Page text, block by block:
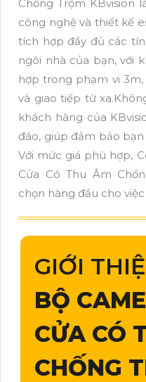
Chống Trộm KBvision
công nghệ và thiết kế
tích hợp đầy đủ các
ngôi nhà của bạn, với
hợp trong phạm vi
và giao tiếp từ
khách hàng của
đáo, giúp đảm bảo
Với mức giá phù hợp,
Cửa Có Thu Âm
chọn hàng đầu cho
GIỚI
BỘ
CỬA CÓ
CHỐNG